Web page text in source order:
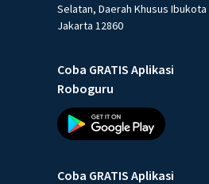
Selatan, Daerah Khusus Ibukota
Jakarta 12860
Coba GRATIS Aplikasi
Roboguru
Coba GRATIS Aplikasi